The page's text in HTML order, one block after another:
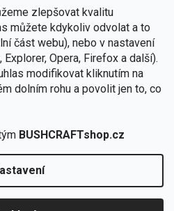
zlepšovat kvalitu
můžete kdykoliv odvolat a to
část webu), nebo v nastavení
Opera, Firefox a další).
modifikovat kliknutím na
dolním rohu a povolit jen to, co
BUSHCRAFTshop.cz
o kurz s
údajů
. Všechna práva
nastavení cookies